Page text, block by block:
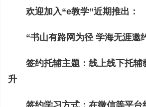
欢迎加入“e教学”近期推出：
“书山有路网为径 学海无涯邀
签约托辅主题：线上线下托辅
升
签约学习方式：在微信等平台